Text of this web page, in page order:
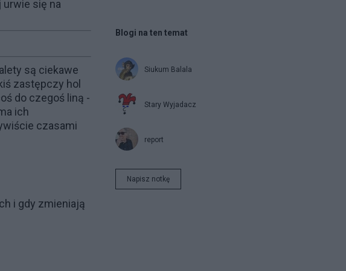
się na
są ciekawe
zastępczy hol
do czegoś liną -
ich
czasami
i gdy zmieniają
Blogi na ten temat
Siukum Balala
Stary Wyjadacz
report
Napisz notkę